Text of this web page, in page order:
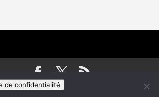
de confidentialité